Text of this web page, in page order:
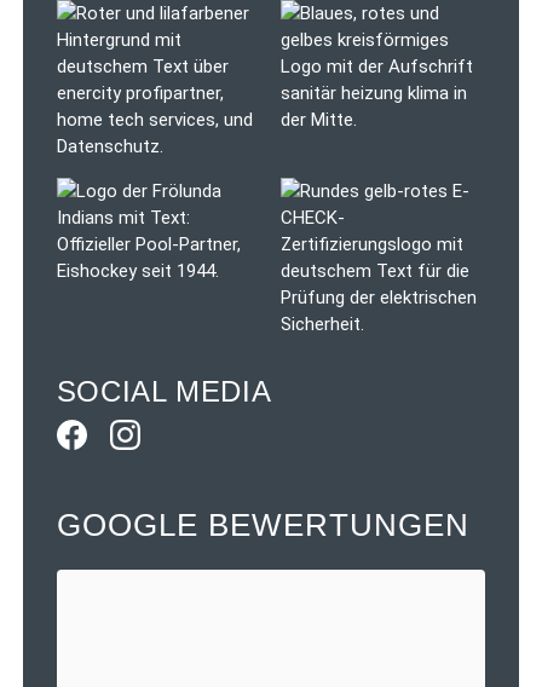
SOCIAL MEDIA
GOOGLE BEWERTUNGEN